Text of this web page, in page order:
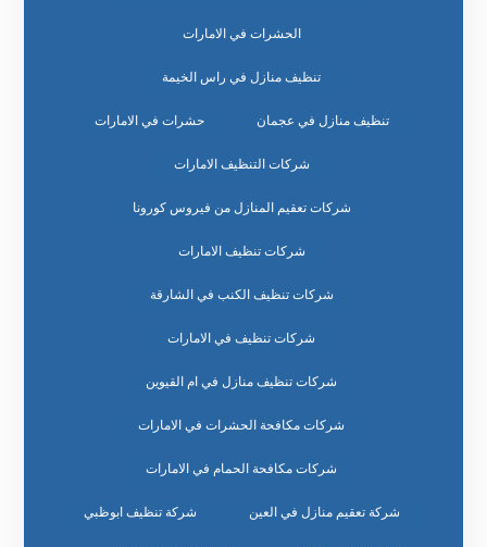
الحشرات في الامارات
تنظيف منازل في راس الخيمة
تنظيف منازل في عجمان حشرات في الامارات
شركات التنظيف الامارات
شركات تعقيم المنازل من فيروس كورونا
شركات تنظيف الامارات
شركات تنظيف الكنب في الشارقة
شركات تنظيف في الامارات
شركات تنظيف منازل في ام القيوين
شركات مكافحة الحشرات في الامارات
شركات مكافحة الحمام في الامارات
شركة تعقيم منازل في العين شركة تنظيف ابوظبي